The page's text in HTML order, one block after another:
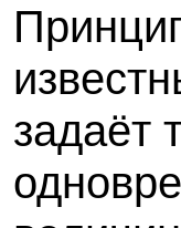
задаёт